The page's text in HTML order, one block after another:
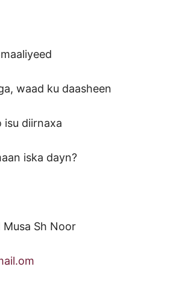
waad ku daasheen
isu diirnaxa
iska dayn?
Sh Noor